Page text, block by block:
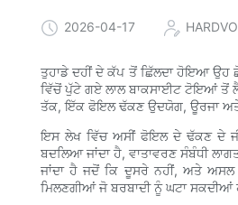
2026-04-17
ਤੁਹਾਡੇ ਦਹੀਂ ਦੇ ਕੱਪ ਤੋਂ ਛਿੱਲਦਾ ਹੋਇਆ ਉਹ
ਵਿੱਚੋਂ ਪੁੱਟੇ ਗਏ ਲਾਲ ਬਾਕਸਾਈਟ ਟੋਇਆਂ ਤੋਂ
ਤੱਕ, ਇੱਕ ਫੋਇਲ ਢੱਕਣ ਉਦਯੋਗ, ਊਰਜਾ ਅਤੇ
ਇਸ ਲੇਖ ਵਿੱਚ ਅਸੀਂ ਫੋਇਲ ਦੇ ਢੱਕਣ ਦੇ
ਬਦਲਿਆ ਜਾਂਦਾ ਹੈ, ਵਾਤਾਵਰਣ ਸੰਬੰਧੀ
ਜਾਂਦਾ ਹੈ ਜਦੋਂ ਕਿ ਦੂਸਰੇ ਨਹੀਂ, ਅਤੇ
ਮਿਲਣਗੀਆਂ ਜੋ ਬਰਬਾਦੀ ਨੂੰ ਘਟਾ